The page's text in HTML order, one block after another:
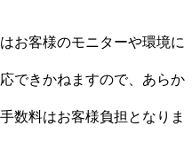
お客様のモニターや環境に
できかねますので、あらか
数料はお客様負担となりま